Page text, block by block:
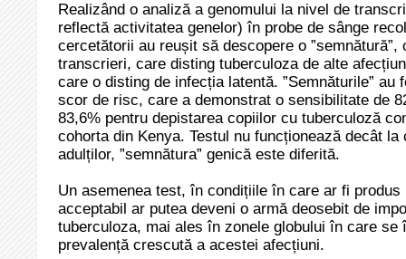
Realizând o analiză a genomului la nivel de
reflectă activitatea genelor) în probe de sânge
cercetătorii au reușit să descopere o ”semnătură”,
transcrieri, care disting tuberculoza de alte
care o disting de infecția latentă. ”Semnăturile” au
scor de risc, care a demonstrat o sensibilitate de
83,6% pentru depistarea copiilor cu tuberculoză
cohorta din Kenya. Testul nu funcționează decât
adulților, ”semnătura” genică este diferită.
Un asemenea test, în condițiile în care ar fi
acceptabil ar putea deveni o armă deosebit de
tuberculoza, mai ales în zonele globului în care se
prevalență crescută a acestei afecțiuni.